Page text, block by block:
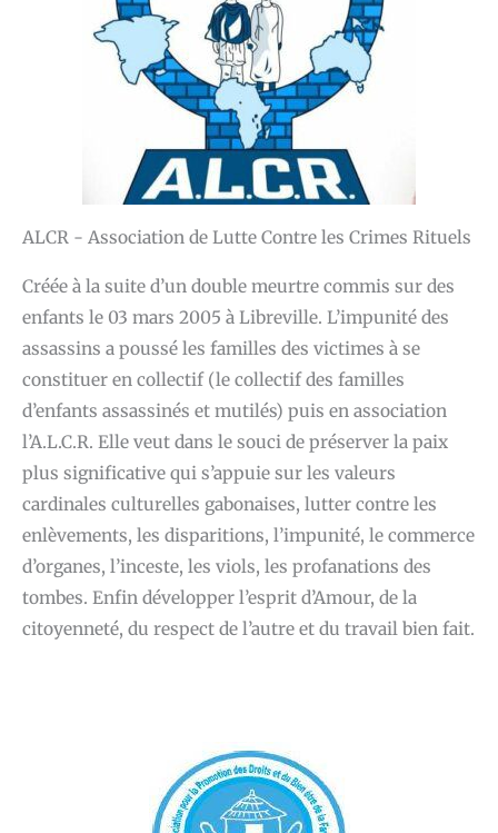
ALCR - Association de Lutte Contre les Crimes Rituels
Créée à la suite d’un double meurtre commis sur des
enfants le 03 mars 2005 à Libreville. L’impunité des
assassins a poussé les familles des victimes à se
constituer en collectif (le collectif des familles
d’enfants assassinés et mutilés) puis en association
l’A.L.C.R. Elle veut dans le souci de préserver la paix
plus significative qui s’appuie sur les valeurs
cardinales culturelles gabonaises, lutter contre les
enlèvements, les disparitions, l’impunité, le commerce
d’organes, l’inceste, les viols, les profanations des
tombes. Enfin développer l’esprit d’Amour, de la
citoyenneté, du respect de l’autre et du travail bien fait.